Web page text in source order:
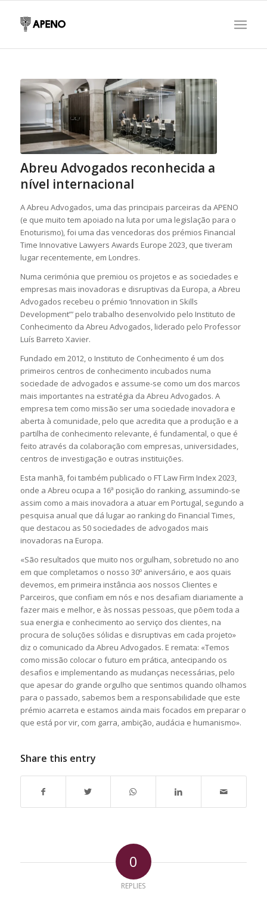
Abreu Advogados reconhecida a
nível internacional
A Abreu Advogados, uma das principais parceiras da APENO
(e que muito tem apoiado na luta por uma legislação para o
Enoturismo), foi uma das vencedoras dos prémios Financial
Time Innovative Lawyers Awards Europe 2023, que tiveram
lugar recentemente, em Londres.
Numa cerimónia que premiou os projetos e as sociedades e
empresas mais inovadoras e disruptivas da Europa, a Abreu
Advogados recebeu o prémio ‘Innovation in Skills
Development”’ pelo trabalho desenvolvido pelo Instituto de
Conhecimento da Abreu Advogados, liderado pelo Professor
Luís Barreto Xavier.
Fundado em 2012, o Instituto de Conhecimento é um dos
primeiros centros de conhecimento incubados numa
sociedade de advogados e assume-se como um dos marcos
mais importantes na estratégia da Abreu Advogados. A
empresa tem como missão ser uma sociedade inovadora e
aberta à comunidade, pelo que acredita que a produção e a
partilha de conhecimento relevante, é fundamental, o que é
feito através da colaboração com empresas, universidades,
centros de investigação e outras instituições.
Esta manhã, foi também publicado o FT Law Firm Index 2023,
onde a Abreu ocupa a 16ª posição do ranking, assumindo-se
assim como a mais inovadora a atuar em Portugal, segundo a
pesquisa anual que dá lugar ao ranking do Financial Times,
que destacou as 50 sociedades de advogados mais
inovadoras na Europa.
«São resultados que muito nos orgulham, sobretudo no ano
em que completamos o nosso 30º aniversário, e aos quais
devemos, em primeira instância aos nossos Clientes e
Parceiros, que confiam em nós e nos desafiam diariamente a
fazer mais e melhor, e às nossas pessoas, que põem toda a
sua energia e conhecimento ao serviço dos clientes, na
procura de soluções sólidas e disruptivas em cada projeto»
diz o comunicado da Abreu Advogados. E remata: «Temos
como missão colocar o futuro em prática, antecipando os
desafios e implementando as mudanças necessárias, pelo
que apesar do grande orgulho que sentimos quando olhamos
para o passado, sabemos bem a responsabilidade que este
prémio acarreta e estamos ainda mais focados em preparar o
que está por vir, com garra, ambição, audácia e humanismo».
Share this entry
0
REPLIES